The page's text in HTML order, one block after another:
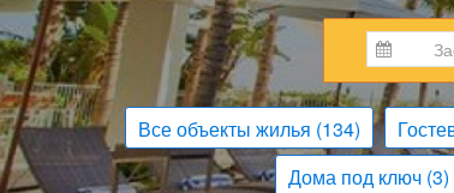
Все объекты жилья (134)
Дома под ключ (3)